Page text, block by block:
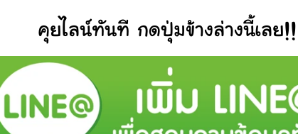
คุยไลน์ทันที กดปุ่มข้างล่างนี้เลย!!